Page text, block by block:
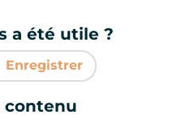
a été utile ?
Enregistrer
contenu